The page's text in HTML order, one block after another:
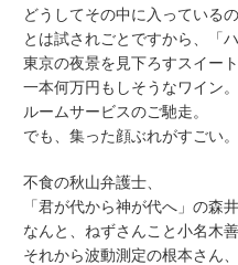
どうしてその中に入っている
とは試されごとですから、「
東京の夜景を見下ろすスイート
一本何万円もしそうなワイン。
ルームサービスのご馳走。
でも、集った顔ぶれがすごい。
不食の秋山弁護士、
「君が代から神が代へ」の森
なんと、ねずさんこと小名木善
それから波動測定の根本さん、